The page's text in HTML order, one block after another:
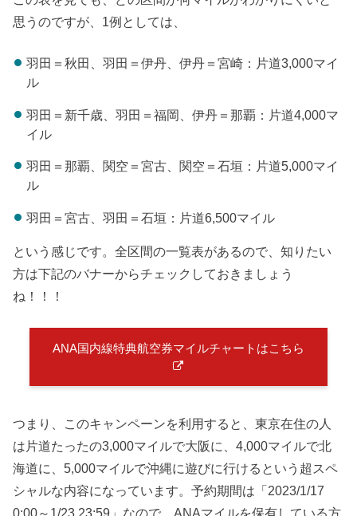
思うのですが、1例としては、
羽田＝秋田、羽田＝伊丹、伊丹＝宮崎：片道3,000マイ
ル
羽田＝新千歳、羽田＝福岡、伊丹＝那覇：片道4,000マ
イル
羽田＝那覇、関空＝宮古、関空＝石垣：片道5,000マイ
ル
羽田＝宮古、羽田＝石垣：片道6,500マイル
という感じです。全区間の一覧表があるので、知りたい
方は下記のバナーからチェックしておきましょう
ね！！！
ANA国内線特典航空券マイルチャートはこちら
つまり、このキャンペーンを利用すると、東京在住の人
は片道たったの3,000マイルで大阪に、4,000マイルで北
海道に、5,000マイルで沖縄に遊びに行けるという超スペ
シャルな内容になっています。予約期間は「2023/1/17
0:00～1/23 23:59」なので、ANAマイルを保有している方